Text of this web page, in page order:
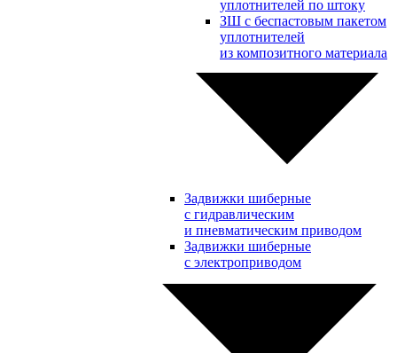
уплотнителей по штоку
ЗШ с беспастовым пакетом
уплотнителей
из композитного материала
Задвижки шиберные
с гидравлическим
и пневматическим приводом
Задвижки шиберные
с электроприводом